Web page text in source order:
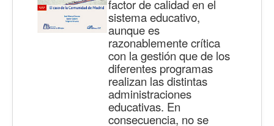
factor de calidad en el
sistema educativo,
aunque es
razonablemente crítica
con la gestión que de los
diferentes programas
realizan las distintas
administraciones
educativas. En
consecuencia, no se